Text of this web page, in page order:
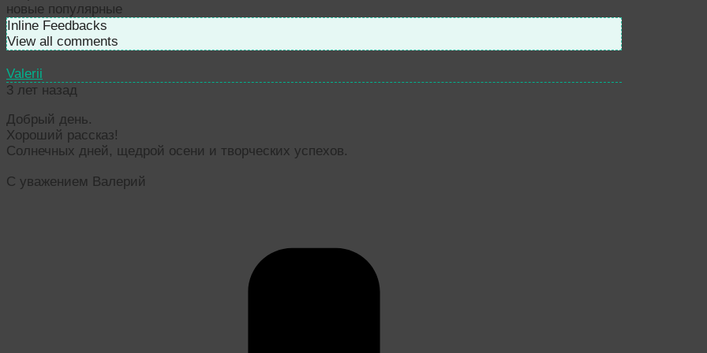
новые популярные
Inline Feedbacks
View all comments
Valerii
3 лет назад
Добрый день.
Хороший рассказ!
Солнечных дней, щедрой осени и творческих успехов.
С уважением Валерий